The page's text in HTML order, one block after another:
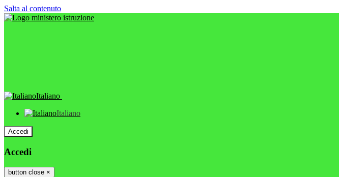
Salta al contenuto
Italiano
Italiano
Accedi
Accedi
button close ×